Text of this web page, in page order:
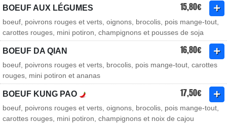
BOEUF AUX LÉGUMES 15,80€
boeuf, poivrons rouges et verts, oignons, brocolis, pois mange-tout,
carottes rouges, mini potiron, champignons et pousses de soja
BOEUF DA QIAN 16,80€
boeuf, poivrons rouges et verts, brocolis, pois mange-tout, carottes
rouges, mini potiron et ananas
BOEUF KUNG PAO 17,50€
boeuf, poivrons rouges et verts, oignons, brocolis, pois mange-tout,
carottes rouges, mini potiron, champignons et noix de cajou